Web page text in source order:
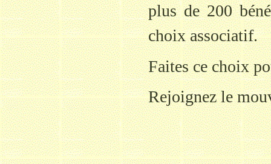
plus de 200
choix associatif.
Faites ce choix
Rejoignez le